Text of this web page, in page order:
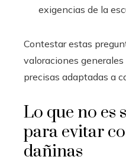
exigencias de la
Contestar estas
valoraciones
precisas adaptadas a
Lo que no es
para evitar
dañinas